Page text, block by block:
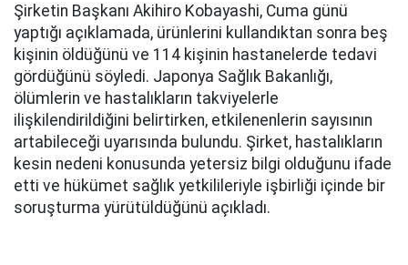
Şirketin Başkanı Akihiro Kobayashi, Cuma günü
yaptığı açıklamada, ürünlerini kullandıktan sonra beş
kişinin öldüğünü ve 114 kişinin hastanelerde tedavi
gördüğünü söyledi. Japonya Sağlık Bakanlığı,
ölümlerin ve hastalıkların takviyelerle
ilişkilendirildiğini belirtirken, etkilenenlerin sayısının
artabileceği uyarısında bulundu. Şirket, hastalıkların
kesin nedeni konusunda yetersiz bilgi olduğunu ifade
etti ve hükümet sağlık yetkilileriyle işbirliği içinde bir
soruşturma yürütüldüğünü açıkladı.